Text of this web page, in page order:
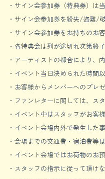
・サイン会参加券（特典券）は
・サイン会参加券を紛失/盗難/
・サイン会参加券をお持ちのお
・各特典会は列が途切れ次第終
・アーティストの都合により、
・イベント当日決められた時間
・お客様からメンバーへのプレ
・ファンレターに関しては、ス
・イベント中はスタッフがお客
・イベント会場内外で発生した
・会場までの交通費・宿泊費等
・イベント会場ではお荷物のお
・スタッフの指示に従って頂け